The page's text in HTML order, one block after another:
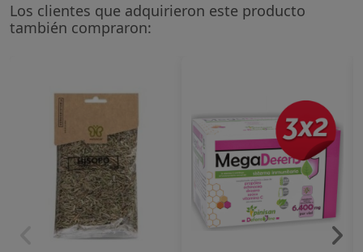
Los clientes que adquirieron este producto
también compraron: